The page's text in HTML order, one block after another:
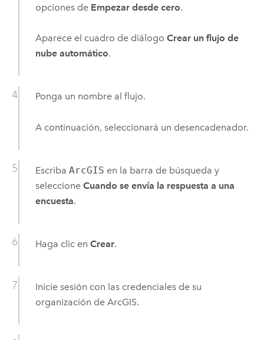
opciones de Empezar desde cero.
Aparece el cuadro de diálogo Crear un flujo de
nube automático.
Ponga un nombre al flujo.
A continuación, seleccionará un desencadenador.
Escriba ArcGIS en la barra de búsqueda y
seleccione Cuando se envía la respuesta a una
encuesta.
Haga clic en Crear.
Inicie sesión con las credenciales de su
organización de ArcGIS.